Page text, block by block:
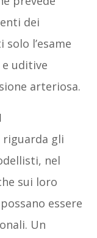
dei
l’esame
uditive
arteriosa.
riguarda gli
nel
sui loro
essere
Un